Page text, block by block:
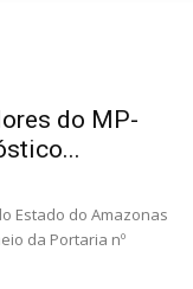
do MP-
Estado do Amazonas
da Portaria nº